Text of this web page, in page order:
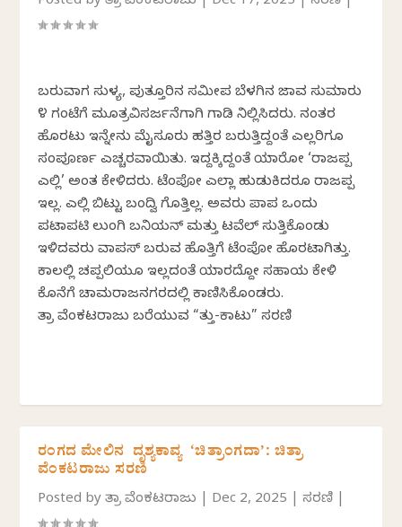
ಬರುವಾಗ ಸುಳ್ಯ, ಪುತ್ತೂರಿನ ಸಮೀಪ ಬೆಳಗಿನ ಜಾವ ಸುಮಾರು
೪ ಗಂಟೆಗೆ ಮೂತ್ರವಿಸರ್ಜನೆಗಾಗಿ ಗಾಡಿ ನಿಲ್ಲಿಸಿದರು. ನಂತರ
ಹೊರಟು ಇನ್ನೇನು ಮೈಸೂರು ಹತ್ತಿರ ಬರುತ್ತಿದ್ದಂತೆ ಎಲ್ಲರಿಗೂ
ಸಂಪೂರ್ಣ ಎ‍ಚ್ಚರವಾಯಿತು. ಇದ್ದಕ್ಕಿದ್ದಂತೆ ಯಾರೋ ‘ರಾಜಪ್ಪ
ಎಲ್ಲಿ’ ಅಂತ ಕೇಳಿದರು. ಟೆಂಪೋ ಎಲ್ಲಾ ಹುಡುಕಿದರೂ ರಾಜಪ್ಪ
ಇಲ್ಲ. ಎಲ್ಲಿ ಬಿಟ್ಟು ಬಂದ್ವಿ ಗೊತ್ತಿಲ್ಲ. ಅವರು ಪಾಪ ಒಂದು
ಪಟಾಪಟಿ ಲುಂಗಿ ಬನಿಯನ್ ಮತ್ತು ಟವೆಲ್ ಸುತ್ತಿಕೊಂಡು
ಇಳಿದವರು ವಾಪಸ್ ಬರುವ ಹೊತ್ತಿಗೆ ಟೆಂಪೋ ಹೊರಟಾಗಿತ್ತು.
ಕಾಲಲ್ಲಿ ಚಪ್ಪಲಿಯೂ ಇಲ್ಲದಂತೆ ಯಾರದ್ದೋ ಸಹಾಯ ಕೇಳಿ
ಕೊನೆಗೆ ಚಾಮರಾಜನಗರದಲ್ಲಿ ಕಾಣಿಸಿಕೊಂಡರು.
ಚಿತ್ರಾ ವೆಂಕಟರಾಜು ಬರೆಯುವ “ಚಿತ್ತು-ಕಾಟು” ಸರಣಿ
ರಂಗದ ಮೇಲಿನ ದೃಶ್ಯಕಾವ್ಯ ‘ಚಿತ್ರಾಂಗದಾ’: ಚಿತ್ರಾ
ವೆಂಕಟರಾಜು ಸರಣಿ
Posted byಚಿತ್ರಾ ವೆಂಕಟರಾಜು Dec 2, 2025 |ಸರಣಿ